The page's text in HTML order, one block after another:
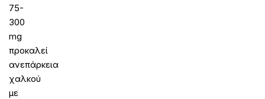
75-
300
mg
προκαλεί
ανεπάρκεια
χαλκού
με